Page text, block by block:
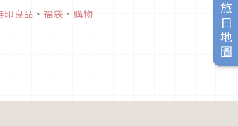
旅日地圖
印良品 、 福袋 、 購物